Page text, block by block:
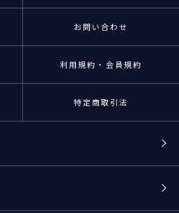
お問い合わせ
利用規約・会員規約
特定商取引法